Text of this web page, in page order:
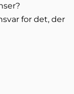
for det, der